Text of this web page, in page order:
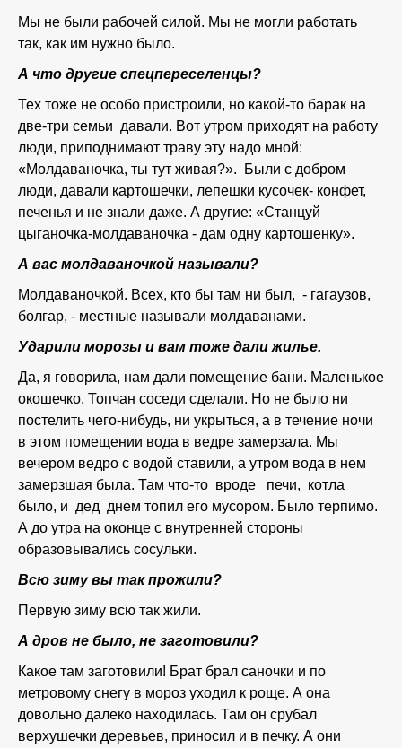
Мы не были рабочей силой. Мы не могли работать
так, как им нужно было.
А что другие спецпереселенцы?
Тех тоже не особо пристроили, но какой-то барак на
две-три семьи давали. Вот утром приходят на работу
люди, приподнимают траву эту надо мной:
«Молдаваночка, ты тут живая?». Были с добром
люди, давали картошечки, лепешки кусочек- конфет,
печенья и не знали даже. А другие: «Станцуй
цыганочка-молдаваночка - дам одну картошенку».
А вас молдаваночкой называли?
Молдаваночкой. Всех, кто бы там ни был, - гагаузов,
болгар, - местные называли молдаванами.
Ударили морозы и вам тоже дали жилье.
Да, я говорила, нам дали помещение бани. Маленькое
окошечко. Топчан соседи сделали. Но не было ни
постелить чего-нибудь, ни укрыться, а в течение ночи
в этом помещении вода в ведре замерзала. Мы
вечером ведро с водой ставили, а утром вода в нем
замерзшая была. Там что-то вроде печи, котла
было, и дед днем топил его мусором. Было терпимо.
А до утра на оконце с внутренней стороны
образовывались сосульки.
Всю зиму вы так прожили?
Первую зиму всю так жили.
А дров не было, не заготовили?
Какое там заготовили! Брат брал саночки и по
метровому снегу в мороз уходил к роще. А она
довольно далеко находилась. Там он срубал
верхушечки деревьев, приносил и в печку. А они